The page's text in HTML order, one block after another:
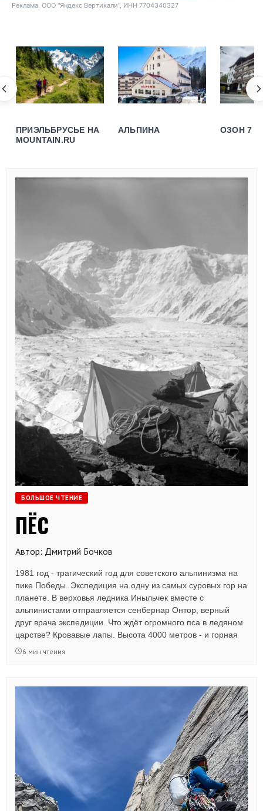
Реклама. ООО "Яндекс Вертикали", ИНН 7704340327
ПРИЭЛЬБРУСЬЕ НА
MOUNTAIN.RU
АЛЬПИНА ОЗОН 7
БОЛЬШОЕ ЧТЕНИЕ
ПЁС
Автор: Дмитрий Бочков
1981 год - трагический год для советского альпинизма на
пике Победы. Экспедиция на одну из самых суровых гор на
планете. В верховья ледника Иныльчек вместе с
альпинистами отправляется сенбернар Онтор, верный
друг врача экспедиции. Что ждёт огромного пса в ледяном
царстве? Кровавые лапы. Высота 4000 метров - и горная
болезнь. Голодные дни в лагере, где еды не хватает даже
6 мин чтения